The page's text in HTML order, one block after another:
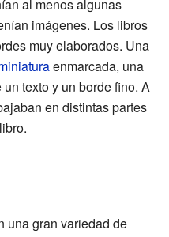
al menos algunas
imágenes. Los libros
muy elaborados. Una
enmarcada, una
texto y un borde fino. A
en distintas partes
una gran variedad de